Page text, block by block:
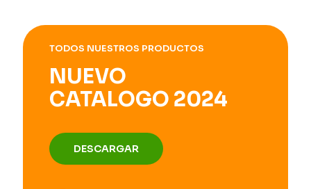
TODOS NUESTROS PRODUCTOS
NUEVO
CATALOGO 2024
DESCARGAR